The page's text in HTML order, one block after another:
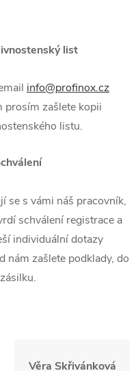
list
info@profinox.cz
prosím zašlete kopii
listu.
se s vámi náš pracovník,
schválení registrace a
individuální dotazy
nám zašlete podklady, do
Věra Skřivánková